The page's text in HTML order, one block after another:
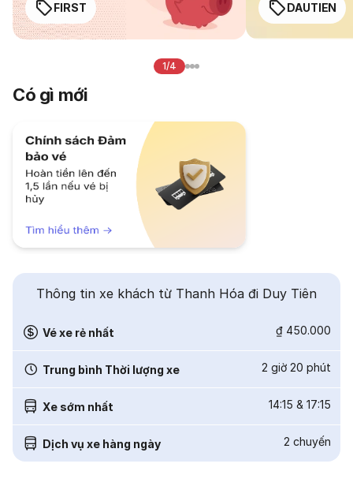
FIRST DAUTIEN
1/4
Có gì mới
Thông tin xe khách từ Thanh Hóa đi Duy Tiên
Vé xe rẻ nhất ₫ 450.000
Trung bình Thời lượng xe 2 giờ 20 phút
Xe sớm nhất 14:15 & 17:15
Dịch vụ xe hàng ngày 2 chuyến